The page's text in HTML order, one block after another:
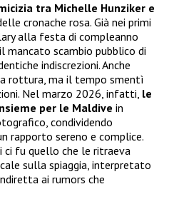
tra Michelle Hunziker e
cronache rosa. Già nei primi
alla festa di compleanno
scambio pubblico di
indiscrezioni. Anche
rottura, ma il tempo smentì
Nel marzo 2026, infatti, le
per le Maldive in
condividendo
rapporto sereno e complice.
fu quello che le ritraeva
sulla spiaggia, interpretato
ai rumors che